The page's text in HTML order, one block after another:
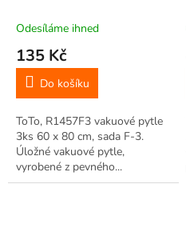
Odesíláme ihned
135 Kč
Do košíku
ToTo, R1457F3 vakuové pytle
3ks 60 x 80 cm, sada F-3.
Úložné vakuové pytle,
vyrobené z pevného...